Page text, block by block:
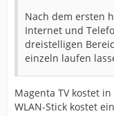
Nach dem ersten
Internet und
dreistelligen
einzeln laufen
Magenta TV kostet
WLAN-Stick kostet